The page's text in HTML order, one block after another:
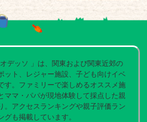
デッソ 」は、関東および関東近郊の
ット、レジャー施設、子ども向けイベ
す。ファミリーで楽しめるオススメ施
ママ・パパが現地体験して採点した親
。アクセスランキングや親子評価ラン
グも掲載しています。